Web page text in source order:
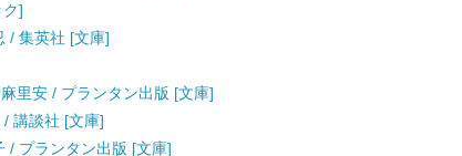
]
/ 集英社 [文庫]
里安 / プランタン出版 [文庫]
講談社 [文庫]
/ プランタン出版 [文庫]